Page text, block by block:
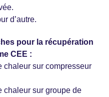
d’autre.
pour la récupération
CEE :
chaleur sur compresseur
chaleur sur groupe de